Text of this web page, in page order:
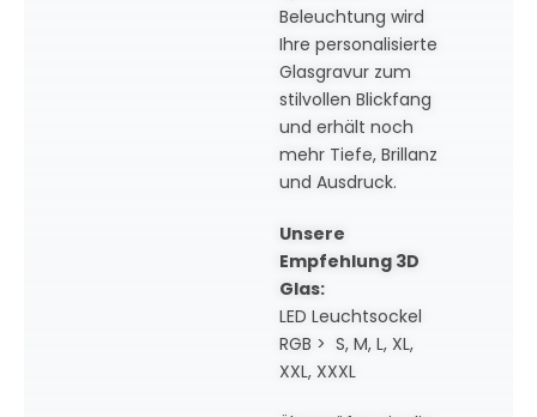
Beleuchtung wird
Ihre personalisierte
Glasgravur zum
stilvollen Blickfang
und erhält noch
mehr Tiefe, Brillanz
und Ausdruck.
Unsere
Empfehlung 3D
Glas:
LED Leuchtsockel
RGB > S, M, L, XL,
XXL, XXXL